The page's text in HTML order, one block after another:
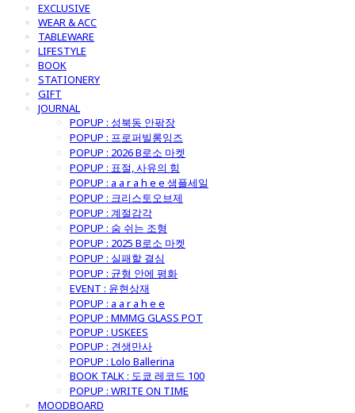
EXCLUSIVE
WEAR & ACC
TABLEWARE
LIFESTYLE
BOOK
STATIONERY
GIFT
JOURNAL
POPUP : 성북동 안팎장
POPUP : 프로퍼빌롱잉즈
POPUP : 2026 B로소 마켓
POPUP : 표절, 사유의 힘
POPUP : a a r a h e e 샘플세일
POPUP : 크리스토오브제
POPUP : 계절감각
POPUP : 숨 쉬는 조형
POPUP : 2025 B로소 마켓
POPUP : 실패할 결심
POPUP : 균형 안에 평화
EVENT : 윤현상재
POPUP : a a r a h e e
POPUP : MMMG GLASS POT
POPUP : USKEES
POPUP : 견생만사
POPUP : Lolo Ballerina
BOOK TALK : 도쿄 레코드 100
POPUP : WRITE ON TIME
MOODBOARD